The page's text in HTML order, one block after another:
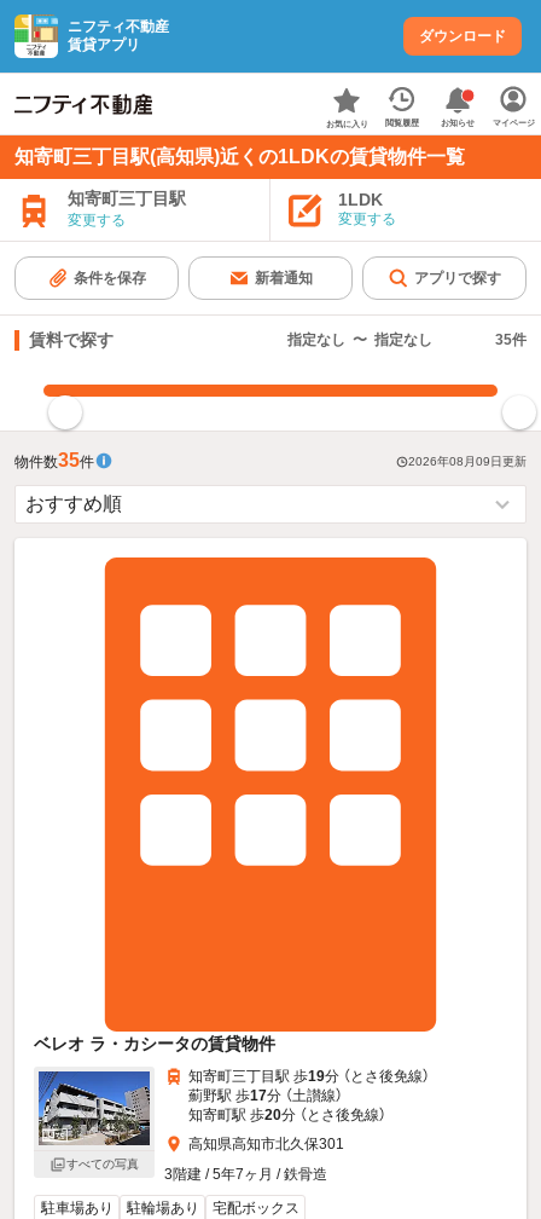
ニフティ不動産
賃貸アプリ
ダウンロード
お気に入り 閲覧履歴 お知らせ マイページ
知寄町三丁目駅(高知県)近くの1LDKの賃貸物件一覧
知寄町三丁目駅
変更する
1LDK
変更する
条件を保存 新着通知 アプリで探す
賃料で探す 指定なし 〜 指定なし 35件
物件数35件 2026年08月09日更新
ベレオ ラ・カシータの賃貸物件
すべての写真
知寄町三丁目駅 歩19分 （とさ後免線）
薊野駅 歩17分 （土讃線）
知寄町駅 歩20分 （とさ後免線）
高知県高知市北久保301
3階建 / 5年7ヶ月 / 鉄骨造
駐車場あり
駐輪場あり 宅配ボックス